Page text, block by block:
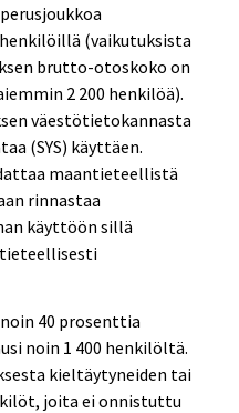
(vaikutuksista
brutto-otoskoko on
2 200 henkilöä).
väestötietokannasta
(SYS) käyttäen.
maantieteellistä
rinnastaa
käyttöön sillä
40 prosenttia
noin 1 400 henkilöltä.
kieltäytyneiden tai
joita ei onnistuttu